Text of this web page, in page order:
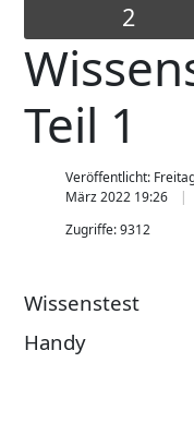
2
Teil 1
Veröffentlicht:
März 2022 19:26
Zugriffe: 9312
Wissenstest
Handy